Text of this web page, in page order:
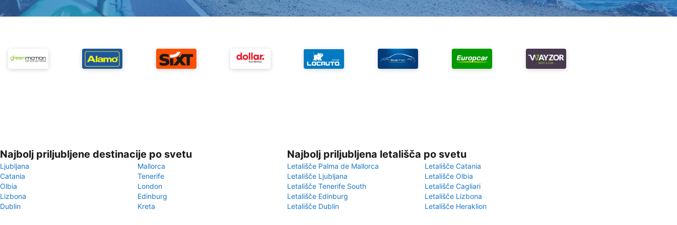
Najbolj priljubljene destinacije po svetu
Ljubljana
Mallorca
Catania
Tenerife
Olbia
London
Lizbona
Edinburg
Dublin
Kreta
Najbolj priljubljena letališča po svetu
Letališče Palma de Mallorca
Letališče Catania
Letališče Ljubljana
Letališče Olbia
Letališče Tenerife South
Letališče Cagliari
Letališče Edinburg
Letališče Lizbona
Letališče Dublin
Letališče Heraklion